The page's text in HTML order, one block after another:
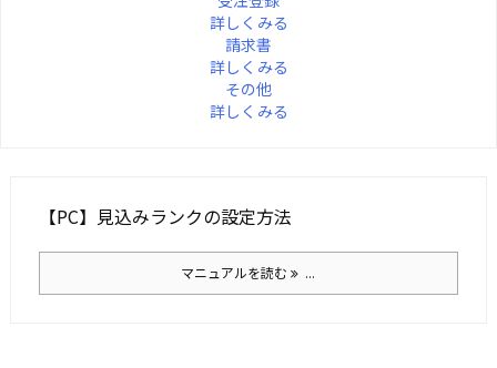
詳しくみる
請求書
詳しくみる
その他
詳しくみる
【PC】見込みランクの設定方法
マニュアルを読む ...